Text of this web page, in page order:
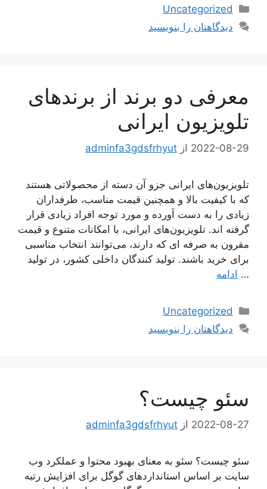
دسته‌ها
Uncategorized
دیدگاهتان را بنویسید
معرفی دو برند از برندهای
تلویزیون ایرانی
2022-08-29 از adminfa3gdsfrhyut
تلویزیون‌های ایرانی جزو آن دسته از محصولاتی هستند
که با کیفیت بالا و همچنین قیمت مناسب، طرفداران
زیادی را به دست آورده و مورد توجه افراد زیادی قرار
گرفته اند. تلویزیون‌های ایرانی، با امکانات متنوع و قیمت
مقرون به صرفه ای که دارند، می‌توانند انتخاب مناسبی
برای خرید باشند. تولید کنندگان داخلی کشور، در تولید
… ادامه
دسته‌ها
Uncategorized
دیدگاهتان را بنویسید
سئو چیست؟
2022-08-27 از adminfa3gdsfrhyut
سئو چیست؟ سئو به معنای بهبود محتوا و عملکرد وب
سایت بر اساس استانداردهای گوگل برای افزایش رتبه